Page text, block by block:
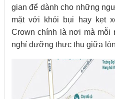
gian để dành cho những
mặt với khói bụi hay kẹt
Crown chính là nơi mà mỗi
nghỉ dưỡng thực thụ giữa